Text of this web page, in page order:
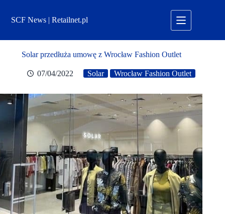
treściSCF News | Retailnet.pl
Solar przedłuża umowę z Wrocław Fashion Outlet
07/04/2022 Solar Wrocław Fashion Outlet